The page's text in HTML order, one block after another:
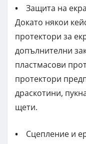
• Защита на
Докато някои
протектори за
допълнителни
пластмасови
протектори
драскотини,
щети.
• Сцепление и